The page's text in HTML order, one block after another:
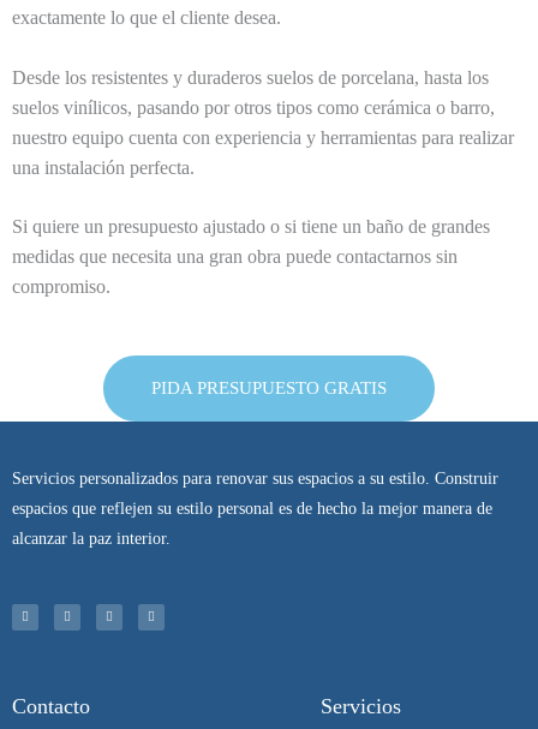
exactamente lo que el cliente desea.
Desde los resistentes y duraderos suelos de porcelana, hasta los
suelos vinílicos, pasando por otros tipos como cerámica o barro,
nuestro equipo cuenta con experiencia y herramientas para realizar
una instalación perfecta.
Si quiere un presupuesto ajustado o si tiene un baño de grandes
medidas que necesita una gran obra puede contactarnos sin
compromiso.
PIDA PRESUPUESTO GRATIS
Servicios personalizados para renovar sus espacios a su estilo. Construir
espacios que reflejen su estilo personal es de hecho la mejor manera de
alcanzar la paz interior.
s
t
a
i
t
t
c
e
b
n
t
e
Contacto Servicios